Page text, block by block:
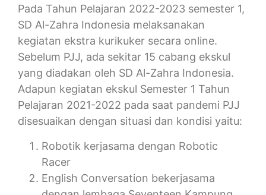
Pada Tahun Pelajaran 2022-2023 semester 1,
SD Al-Zahra Indonesia melaksanakan
kegiatan ekstra kurikuker secara online.
Sebelum PJJ, ada sekitar 15 cabang ekskul
yang diadakan oleh SD Al-Zahra Indonesia.
Adapun kegiatan ekskul Semester 1 Tahun
Pelajaran 2021-2022 pada saat pandemi PJJ
disesuaikan dengan situasi dan kondisi yaitu:
Robotik kerjasama dengan Robotic
Racer
English Conversation bekerjasama